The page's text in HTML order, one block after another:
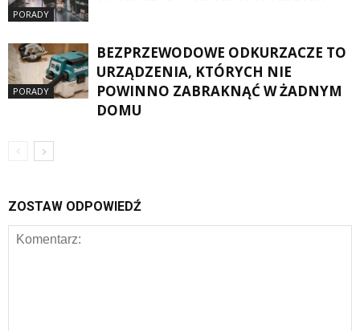
PORADY
PORADY
BEZPRZEWODOWE ODKURZACZE TO
URZĄDZENIA, KTÓRYCH NIE
POWINNO ZABRAKNĄĆ W ŻADNYM
DOMU
ZOSTAW ODPOWIEDŹ